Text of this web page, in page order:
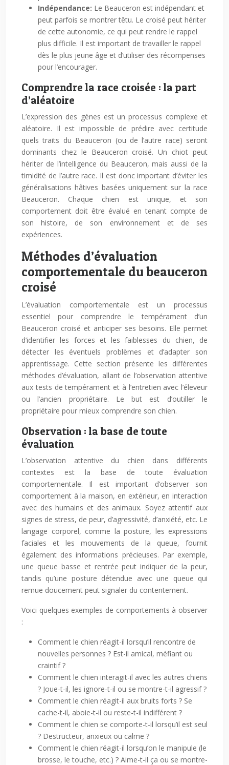
Indépendance: Le Beauceron est indépendant et
peut parfois se montrer têtu. Le croisé peut hériter
de cette autonomie, ce qui peut rendre le rappel
plus difficile. Il est important de travailler le rappel
dès le plus jeune âge et d’utiliser des récompenses
pour l’encourager.
Comprendre la race croisée : la part
d’aléatoire
L’expression des gènes est un processus complexe et
aléatoire. Il est impossible de prédire avec certitude
quels traits du Beauceron (ou de l’autre race) seront
dominants chez le Beauceron croisé. Un chiot peut
hériter de l’intelligence du Beauceron, mais aussi de la
timidité de l’autre race. Il est donc important d’éviter les
généralisations hâtives basées uniquement sur la race
Beauceron. Chaque chien est unique, et son
comportement doit être évalué en tenant compte de
son histoire, de son environnement et de ses
expériences.
Méthodes d’évaluation
comportementale du beauceron
croisé
L’évaluation comportementale est un processus
essentiel pour comprendre le tempérament d’un
Beauceron croisé et anticiper ses besoins. Elle permet
d’identifier les forces et les faiblesses du chien, de
détecter les éventuels problèmes et d’adapter son
apprentissage. Cette section présente les différentes
méthodes d’évaluation, allant de l’observation attentive
aux tests de tempérament et à l’entretien avec l’éleveur
ou l’ancien propriétaire. Le but est d’outiller le
propriétaire pour mieux comprendre son chien.
Observation : la base de toute
évaluation
L’observation attentive du chien dans différents
contextes est la base de toute évaluation
comportementale. Il est important d’observer son
comportement à la maison, en extérieur, en interaction
avec des humains et des animaux. Soyez attentif aux
signes de stress, de peur, d’agressivité, d’anxiété, etc. Le
langage corporel, comme la posture, les expressions
faciales et les mouvements de la queue, fournit
également des informations précieuses. Par exemple,
une queue basse et rentrée peut indiquer de la peur,
tandis qu’une posture détendue avec une queue qui
remue doucement peut signaler du contentement.
Voici quelques exemples de comportements à observer
:
Comment le chien réagit-il lorsqu’il rencontre de
nouvelles personnes ? Est-il amical, méfiant ou
craintif ?
Comment le chien interagit-il avec les autres chiens
? Joue-t-il, les ignore-t-il ou se montre-t-il agressif ?
Comment le chien réagit-il aux bruits forts ? Se
cache-t-il, aboie-t-il ou reste-t-il indifférent ?
Comment le chien se comporte-t-il lorsqu’il est seul
? Destructeur, anxieux ou calme ?
Comment le chien réagit-il lorsqu’on le manipule (le
brosse, le touche, etc.) ? Aime-t-il ça ou se montre-